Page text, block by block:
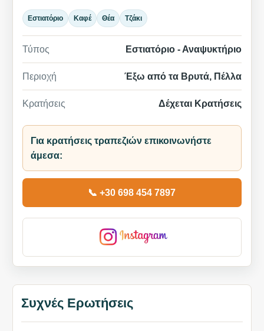
Εστιατόριο Καφέ Θέα Τζάκι
Τύπος Εστιατόριο - Αναψυκτήριο
Περιοχή Έξω από τα Βρυτά, Πέλλα
Κρατήσεις Δέχεται Κρατήσεις
Για κρατήσεις τραπεζιών επικοινωνήστε
άμεσα:
📞 +30 698 454 7897
Συχνές Ερωτήσεις